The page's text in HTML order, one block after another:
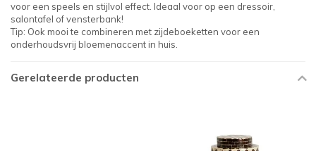
voor een speels en stijlvol effect. Ideaal voor op een dressoir,
salontafel of vensterbank!
Tip: Ook mooi te combineren met zijdeboeketten voor een
onderhoudsvrij bloemenaccent in huis.
Gerelateerde producten